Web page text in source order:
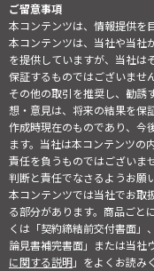
ご留意事項
本コンテンツは、情報提供を
本コンテンツは、当社や当社
を提供していますが、当社は
保証するものではございませ
その他の取引を推奨し、勧誘
想・意見は、将来の結果を保
作成時現在のものであり、今
ます。当社は本コンテンツの
責任を負うものではございま
判断と責任でなさるようお願
本コンテンツでは当社でお取
る部分があります。商品ごと
くは「契約締結前交付書面」
論見書補完書面」または当社
に関する説明」をよくお読み